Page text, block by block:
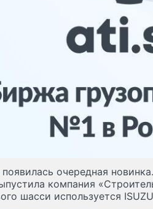
очередная
компания
шасси используется